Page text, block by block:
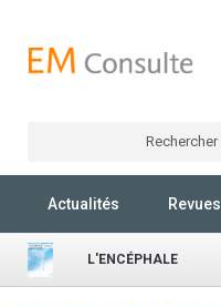
Rechercher
Actualités Revues
L'ENCÉPHALE